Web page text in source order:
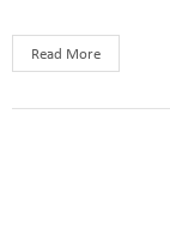
Read More